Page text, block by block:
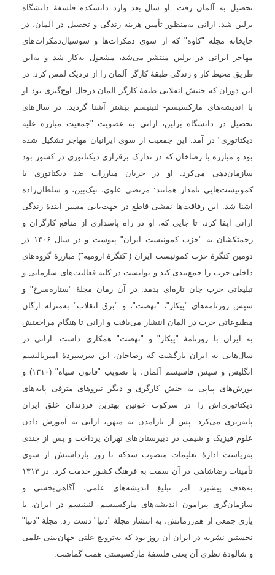
تحصیل به آلمان رفت. او سال بعد وارد دانشکده فلسفۀ دانشگاه
برلین شد. ارانی به‌منظور تأمین هزینه زندگی و تحصیل در آلمان، در
چاپخانه مجله "کاوه" که از سوی دمکرات‌ها و سوسیال‌دمکرات‌های
مهاجر ایرانی در برلین منتشر می‌شد، مشغول به‌کار شد و به‌این
طریق محیط کار و زندگی طبقۀ کارگر آلمان را از نزدیک لمس کرد. در
این دوران که جنبش انقلابی طبقۀ کارگر آلمان درحال اوج‌گیری بود او
با اندیشه‌های مارکسیسم- لنینیسم بیشتر آشنا گردید. در سال‌های
تحصیل در دانشگاه برلین، ارانی به عضویت "جمعیت مبارزه علیه
دیکتاتوری" در آمد. این جمعیت از سوی ایرانیان مهاجر تشکیل شده
بود و مبارزه با رضاخان که در تدارک برقراری دیکتاتوری در کشور بود
سازمان‌دهی می‌کرد. او در جریان مبارزات ضد دیکتاتوری با
کمونیست‌هایی نامدار همانند: مرتضی علوی، نیک‌بین، وسلطان‌زاده
آشنا شد. این رفاقت‌ها نقشی قاطع در جهت‌یابی مسیر آیندۀ زندگی
ارانی ایفا کرد، تا جایی که، او در راه پاسداری از منافع کارگران و
زحمتکشان به "حزب کمونیست ایران" پیوست و در سال‌۱۳۰۶ در
دومین کنگرۀ حزب کمونیست ایران ("کنگرۀ ارومیه") مبارزۀ گروه‌های
داخلی حزب را جمع‌بندی کند و توانست در کلیه فعالیت‌های سازمانی و
تبلیغاتی حزب جان تازه‌ای بدمد. در آن زمان مجلۀ "ستاره‌سرخ" و
سپس روزنامه‌های "پیکار"، "نهضت"، و "برق انقلاب" به‌منزله ارگان
مطبوعاتی حزب در آلمان انتشار می‌یافت و ارانی تا هنگام مراجعتش
به ایران با روزنامۀ "پیکار" و "نهضت" همکاری داشت. ارانی در
سال‌هایی به ایران بازگشت که رضاخان، این سرسپردۀ امپریالیسم
انگلیس و سپس فاشیسم آلمان، با تصویب "قانون سیاه" (۱۳۱۰)
و
یورش‌های پیاپی به جنش کارگری و دیگر نیروهای مترقی پایه‌های
دیکتاتوری‌اش را در سرکوب خونین بهترین فرزندان خلق ایران
پایه‌ریزی می‌کرد. پس از بازآمدن به میهن، ارانی به آموزش دادن
علوم فیزیک و شیمی در دبیرستان‌های تهران پرداخت و پس از چندی
به‌ریاست ادارۀ تعلیمات منصوب شدکه تا روز بازداشتش از سوی
تأمینات رضاشاهی در آن سمت به فرهنگ کشور خدمت کرد. در ۱۳۱۳
به‌هدف پیشبرد امر تبلیغ اندیشه‌های علمی، آگاهی‌بخشی و
سازمان‌گری پیرامون اندیشه‌های مارکسیسم- لنینیسم در ایران، با
یاری جمعی از هم‌رزمانش، به انتشار مجلۀ"دنیا" دست زد. مجلۀ "دنیا"
نخستین نشریه‌ در ایران آن روز بود که به‌ترویج علنی جهان‌بینی علمی
و شالودۀ نظری آن یعنی فلسفۀ مارکسیستی همت گماشت.